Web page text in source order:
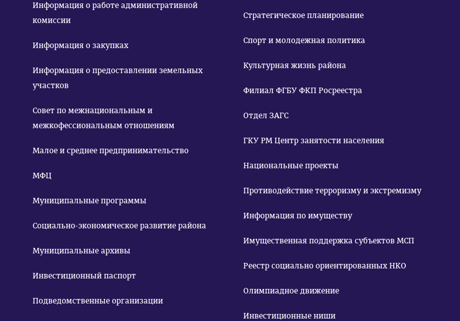
Информация о работе административной
комиссии
Информация о закупках
Информация о предоставлении земельных
участков
Совет по межнациональным и
межкофессиональным отношениям
Малое и среднее предпринимательство
МФЦ
Муниципальные программы
Социально-экономическое развитие района
Муниципальные архивы
Инвестиционный паспорт
Подведомственные организации
Стратегическое планирование
Спорт и молодежная политика
Культурная жизнь района
Филиал ФГБУ ФКП Росреестра
Отдел ЗАГС
ГКУ РМ Центр занятости населения
Национальные проекты
Противодействие терроризму и экстремизму
Информация по имуществу
Имущественная поддержка субъектов МСП
Реестр социально ориентированных НКО
Олимпиадное движение
Инвестиционные ниши